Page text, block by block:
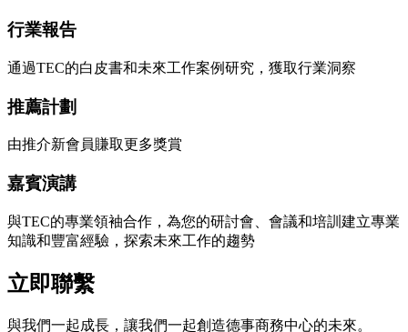
行業報告
通過TEC的白皮書和未來工作案例研究，獲取行業洞察
推薦計劃
由推介新會員賺取更多獎賞
嘉賓演講
與TEC的專業領袖合作，為您的研討會、會議和培訓建立專業
知識和豐富經驗，探索未來工作的趨勢
立即聯繫
與我們一起成長，讓我們一起創造德事商務中心的未來。